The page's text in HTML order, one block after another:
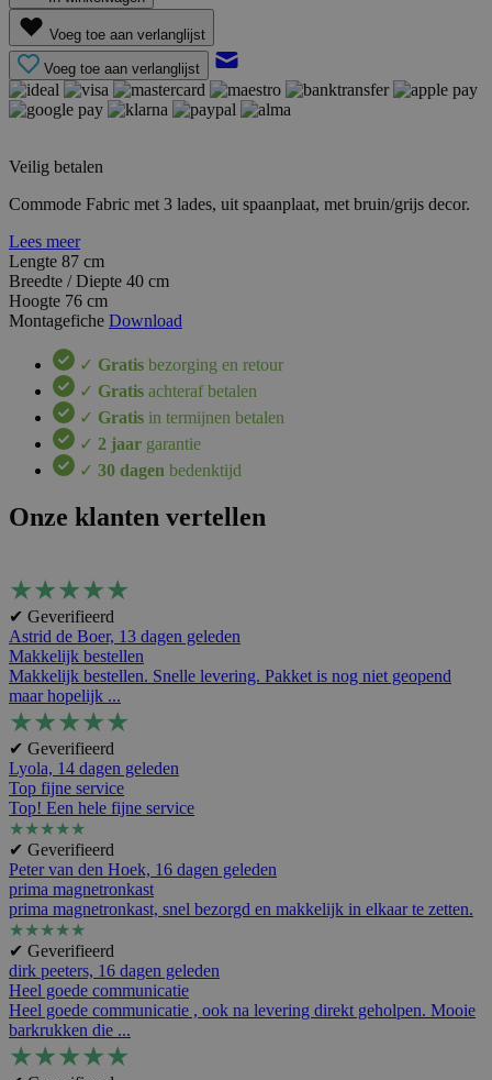
Voeg toe aan verlanglijst
Voeg toe aan verlanglijst
Veilig betalen
Commode Fabric met 3 lades, uit spaanplaat, met bruin/grijs decor.
Lees meer
Lengte 87 cm
Breedte / Diepte 40 cm
Hoogte 76 cm
Montagefiche Download
✓ Gratis bezorging en retour
✓ Gratis achteraf betalen
✓ Gratis in termijnen betalen
✓ 2 jaar garantie
✓ 30 dagen bedenktijd
Onze klanten vertellen
★★★★★
✔ Geverifieerd
Astrid de Boer, 13 dagen geleden
Makkelijk bestellen
Makkelijk bestellen. Snelle levering. Pakket is nog niet geopend
maar hopelijk ...
★★★★★
✔ Geverifieerd
Lyola, 14 dagen geleden
Top fijne service
Top! Een hele fijne service
★★★★★
✔ Geverifieerd
Peter van den Hoek, 16 dagen geleden
prima magnetronkast
prima magnetronkast, snel bezorgd en makkelijk in elkaar te zetten.
★★★★★
✔ Geverifieerd
dirk peeters, 16 dagen geleden
Heel goede communicatie
Heel goede communicatie , ook na levering direkt geholpen. Mooie
barkrukken die ...
★★★★★